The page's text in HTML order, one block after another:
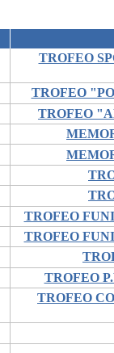
TROFEO
TROFEO
TROFEO
TROFEO
TROFEO
TROFEO
TROFEO